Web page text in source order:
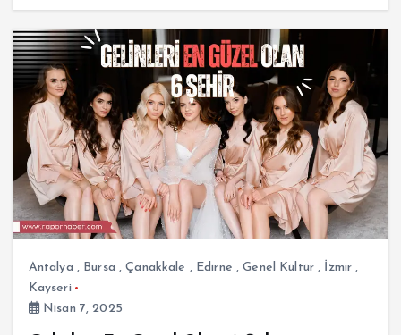
Antalya , Bursa ,Çanakkale , Edirne ,Genel Kültür, İzmir ,
Kayseri
Nisan 7, 2025